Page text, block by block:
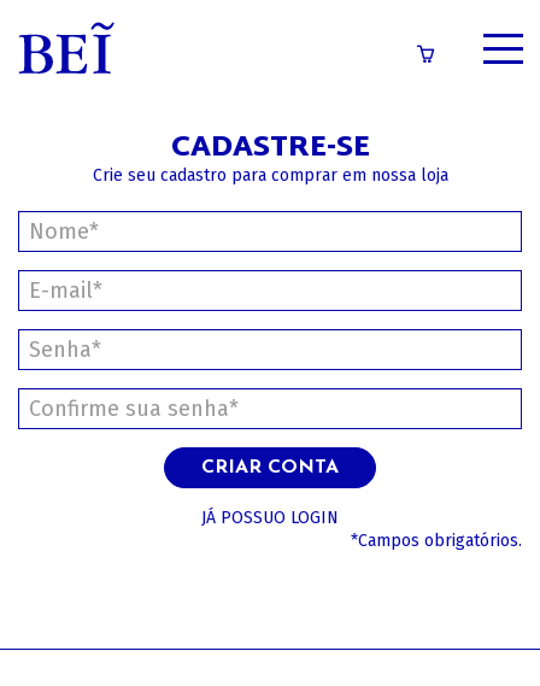
CONTEÚDOS
IMPRENSA
CADASTRE-SE
Crie seu cadastro para comprar em nossa loja
CRIAR CONTA
JÁ POSSUO LOGIN
*Campos obrigatórios.